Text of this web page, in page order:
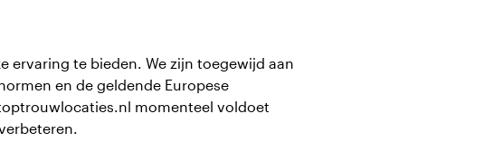
ervaring te bieden. We zijn toegewijd aan
en de geldende Europese
momenteel voldoet